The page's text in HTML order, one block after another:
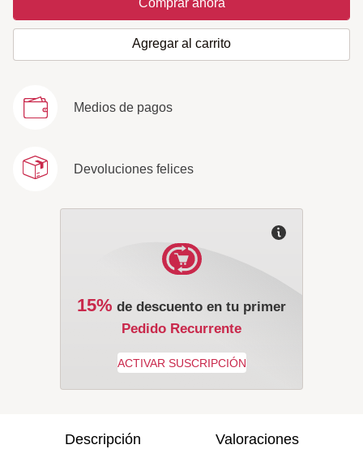
Comprar ahora
Agregar al carrito
Medios de pagos
Devoluciones felices
15% de descuento en tu primer
Pedido Recurrente
Descripción Valoraciones